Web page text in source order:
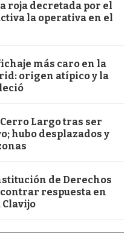
roja decretada por el
la operativa en el
más caro en la
origen atípico y la
Largo tras ser
hubo desplazados y
de Derechos
respuesta en